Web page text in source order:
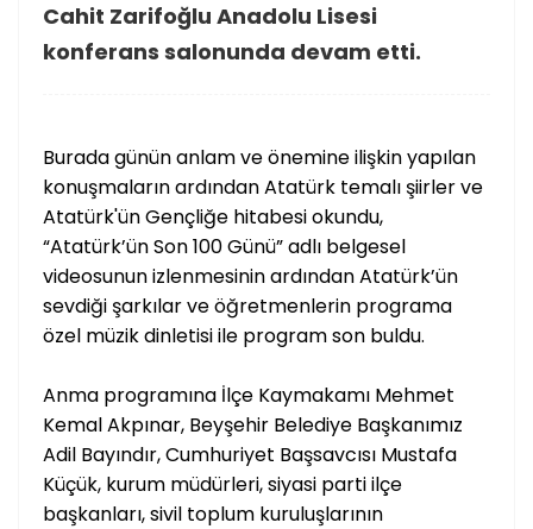
Cahit Zarifoğlu Anadolu Lisesi
konferans salonunda devam etti.
Burada günün anlam ve önemine ilişkin yapılan
konuşmaların ardından Atatürk temalı şiirler ve
Atatürk'ün Gençliğe hitabesi okundu,
“Atatürk’ün Son 100 Günü” adlı belgesel
videosunun izlenmesinin ardından Atatürk’ün
sevdiği şarkılar ve öğretmenlerin programa
özel müzik dinletisi ile program son buldu.
Anma programına İlçe Kaymakamı Mehmet
Kemal Akpınar, Beyşehir Belediye Başkanımız
Adil Bayındır, Cumhuriyet Başsavcısı Mustafa
Küçük, kurum müdürleri, siyasi parti ilçe
başkanları, sivil toplum kuruluşlarının